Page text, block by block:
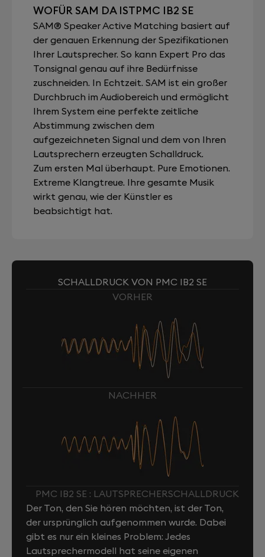
WOFÜR SAM DA ISTPMC IB2 SE
SAM® Speaker Active Matching basiert auf
der genauen Erkennung der Spezifikationen
Ihrer Lautsprecher. So kann Expert Pro das
Tonsignal genau auf ihre Bedürfnisse
zuschneiden. In Echtzeit. SAM ist ein großer
Durchbruch im Audiobereich und ermöglicht
Ihrem System eine perfekte zeitliche
Abstimmung zwischen dem
aufgezeichneten Signal und dem von Ihren
Lautsprechern erzeugten Schalldruck.
Zum ersten Mal überhaupt. Pure Emotionen.
Extreme Klangtreue. Ihre gesamte Musik
wirkt genau, wie der Künstler es
beabsichtigt hat.
SCHALLDRUCK VON PMC IB2 SE
VORHER
NACHHER
PMC IB2 SE : LAUTSPRECHERSCHALLDRUCK
Der Ton, den Sie hören möchten, ist der Ton,
der ursprünglich aufgenommen wurde. Dabei
gibt es nur ein kleines Problem: Jedes
Lautsprechermodell hat seine eigenen